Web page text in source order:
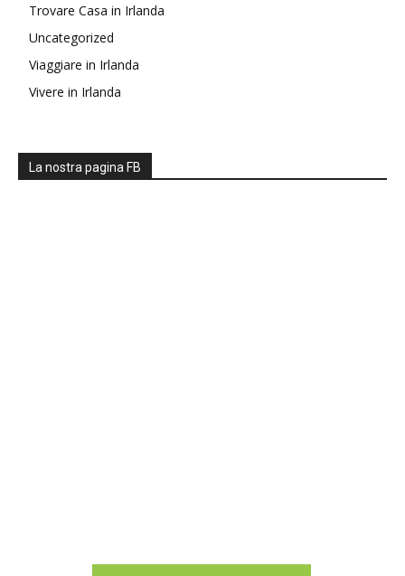
Trovare Casa in Irlanda
Uncategorized
Viaggiare in Irlanda
Vivere in Irlanda
La nostra pagina FB